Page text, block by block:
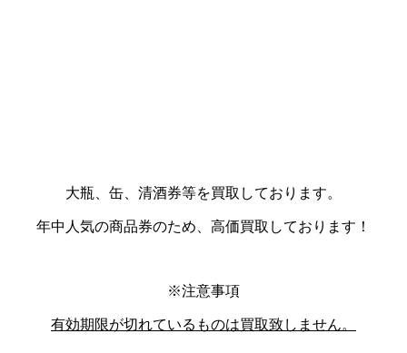
大瓶、缶、清酒券等を買取しております。
年中人気の商品券のため、高価買取しております！
※注意事項
有効期限が切れているものは買取致しません。